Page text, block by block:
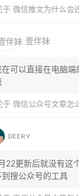
于 微信推文为什么会违规？公
壹伴妹
在可以直接在电脑端
于 微信公众号文章怎么搜？如
ᴅᴇᴇʀʏ
22更新后就没有这
到搜公众号的工具